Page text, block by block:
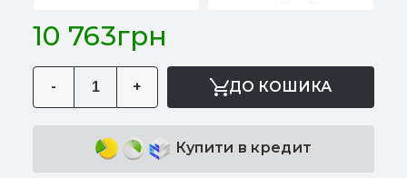
10 763грн
- + ДО КОШИКА
Купити в кредит